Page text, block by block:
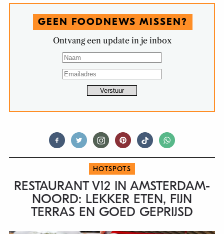
GEEN FOODNEWS MISSEN?
Ontvang een update in je inbox
HOTSPOTS
RESTAURANT V12 IN AMSTERDAM-
NOORD: LEKKER ETEN, FIJN
TERRAS EN GOED GEPRIJSD